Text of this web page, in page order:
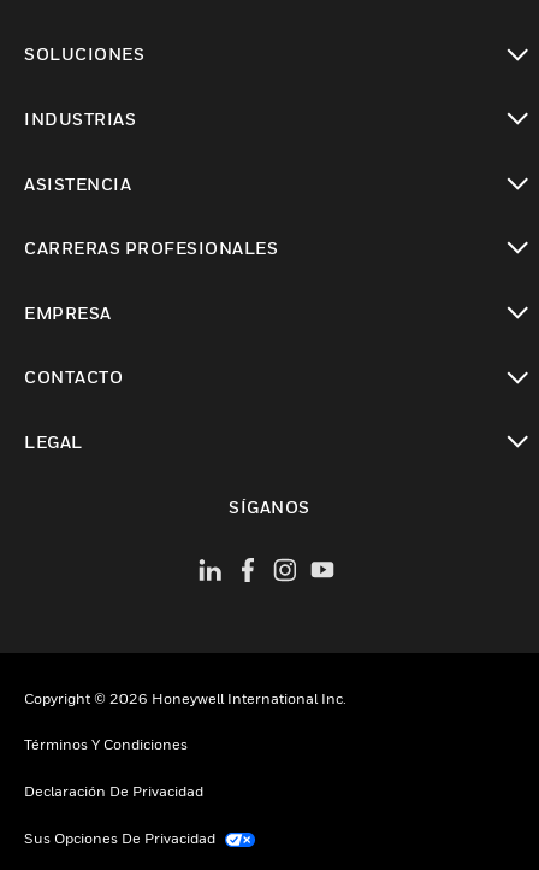
SOLUCIONES
INDUSTRIAS
ASISTENCIA
CARRERAS PROFESIONALES
EMPRESA
CONTACTO
LEGAL
SÍGANOS
Copyright © 2026 Honeywell International Inc.
Términos Y Condiciones
Declaración De Privacidad
Sus Opciones De Privacidad